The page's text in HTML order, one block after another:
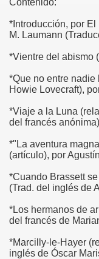
Contenido:
*Introducción, por
M. Laumann
*Vientre del abismo
*Que no entre nadie
Howie Lovecraft),
*Viaje a la Luna
del francés anónima)
*"La aventura
(artículo), por
*Cuando Brassett
(Trad. del inglés de
*Los hermanos de
del francés de
*Marcilly-le-Hayer
inglés de Óscar